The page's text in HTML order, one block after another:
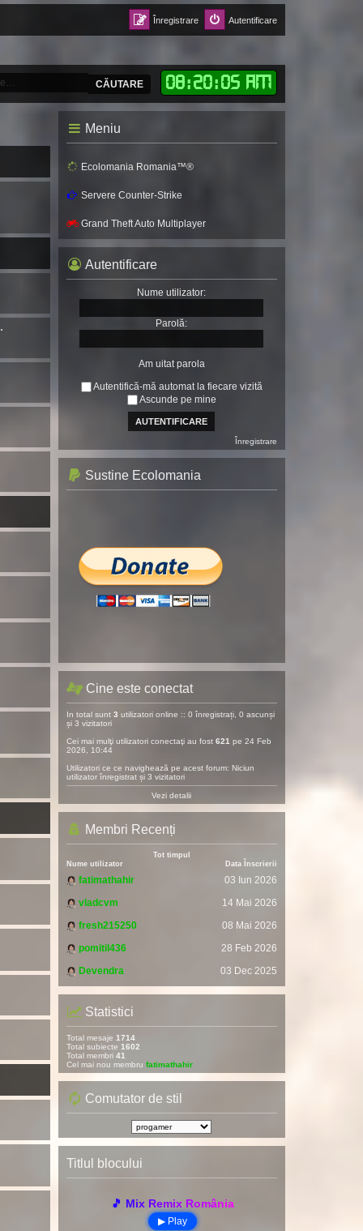
Autentificare
Înregistrare
08:20:07 AM
CĂUTARE
Meniu
Ecolomania Romania™®
Servere Counter-Strike
Grand Theft Auto Multiplayer
Autentificare
Nume utilizator:
Parolă:
Am uitat parola
Autentifică-mă automat la fiecare vizită
Ascunde pe mine
Înregistrare
Sustine Ecolomania
Cine este conectat
In total sunt 3 utilizatori online :: 0 înregistrați, 0 ascunși
și 3 vizitatori
Cei mai mulţi utilizatori conectaţi au fost 621 pe 24 Feb
2026, 10:44
Utilizatori ce ce navighează pe acest forum: Niciun
utilizator înregistrat și 3 vizitatori
Vezi detalii
Membri Recenți
Tot timpul
Nume utilizator
Data Înscrierii
fatimathahir
03 Iun 2026
vladcvm
14 Mai 2026
fresh215250
08 Mai 2026
pomitil436
28 Feb 2026
Devendra
03 Dec 2025
Statistici
Total mesaje 1714
Total subiecte 1602
Total membri 41
Cel mai nou membru fatimathahir
Comutator de stil
Titlul blocului
🎵 Mix Remix România
▶ Play